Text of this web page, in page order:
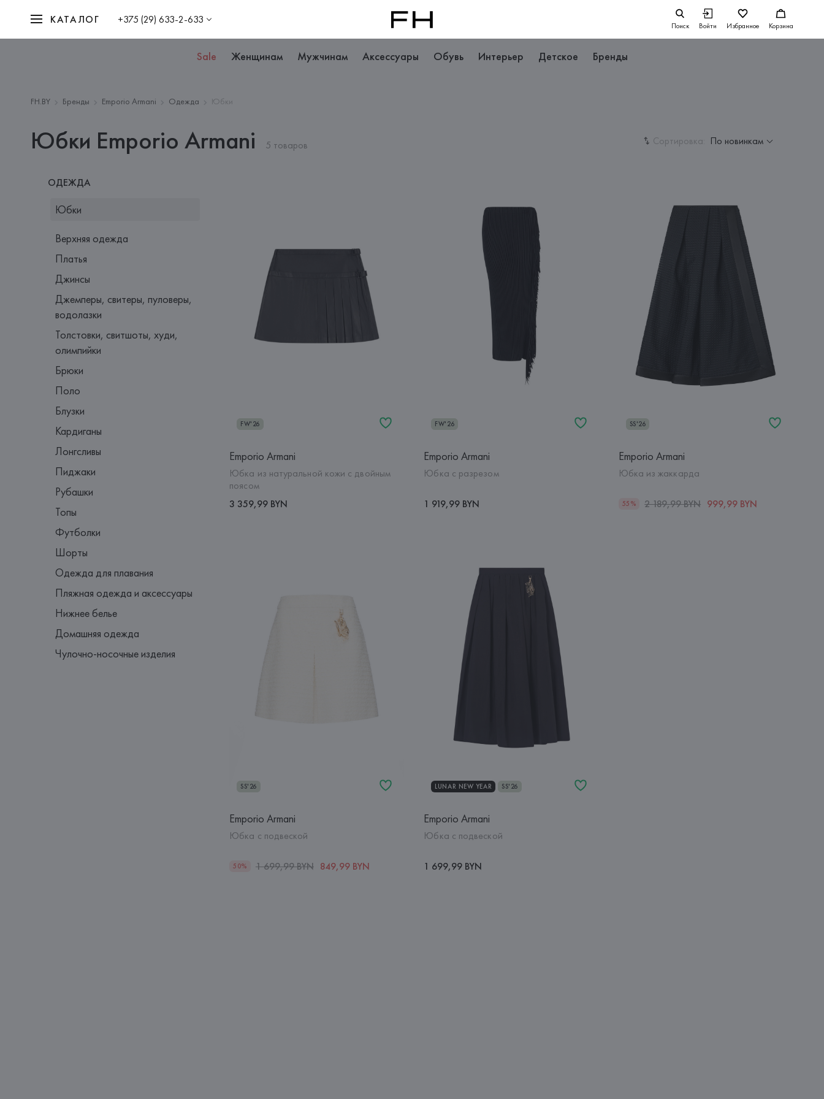
КАТАЛОГ +375 (29) 633-2-633 Поиск Войти Избранное Корзина
Sale Женщинам Мужчинам Аксессуары Обувь Интерьер Детское Бренды
FH.BY Бренды Emporio Armani Одежда Юбки
Юбки Emporio Armani 5 товаров Сортировка: По новинкам
ОДЕЖДА
Юбки
Верхняя одежда
Платья
Джинсы
Джемперы, свитеры, пуловеры,
водолазки
Толстовки, свитшоты, худи,
олимпийки
Брюки
Поло
Блузки
Кардиганы
Лонгсливы
Пиджаки
Рубашки
Топы
Футболки
Шорты
Одежда для плавания
Пляжная одежда и аксессуары
Нижнее белье
Домашняя одежда
Чулочно-носочные изделия
FW'26
Emporio Armani
Юбка из натуральной кожи с двойным
поясом
3 359,99 BYN
FW'26
Emporio Armani
Юбка с разрезом
1 919,99 BYN
SS'26
Emporio Armani
Юбка из жаккарда
55% 2 189,99 BYN 999,99 BYN
SS'26
Emporio Armani
Юбка с подвеской
50% 1 699,99 BYN 849,99 BYN
LUNAR NEW YEAR SS'26
Emporio Armani
Юбка с подвеской
1 699,99 BYN